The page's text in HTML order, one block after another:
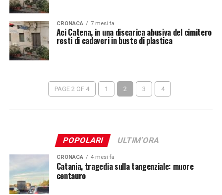
CRONACA 7 mesi fa
Aci Catena, in una discarica abusiva del cimitero
resti di cadaveri in buste di plastica
PAGE 2 OF 4 1 2 3 4
POPOLARI ULTIM'ORA
CRONACA 4 mesi fa
Catania, tragedia sulla tangenziale: muore
centauro